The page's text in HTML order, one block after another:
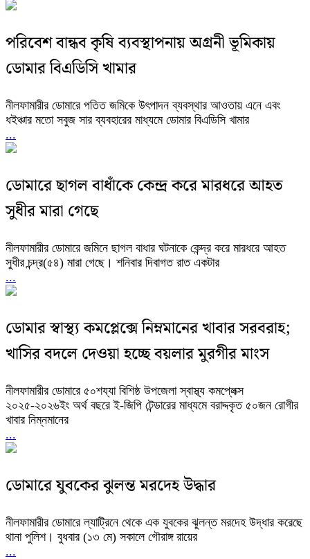
পরিবেশ বান্ধব কৃষি ব্যবস্থাপনায় অগ্রনী ভূমিকায়
ডোমার বিএডিসি খামার
নীলফামারীর ডোমারে পতিত জমিকে উৎপাদন ব্যবস্থার আওতায় এনে এবং
ধইঞ্চার মতো সবুজ সার ব্যবহারের মাধ্যমে ডোমার বিএডিসি খামার
...
ডোমারে ছাগল বাধাঁকে কেন্দ্র করে মারধরে আহত
সুধীর মারা গেছে
নীলফামারীর ডোমারে জমিনে ছাগল বাধার ঘটনাকে কেন্দ্র করে মারধরে আহত
সুধীর চন্দ্র(৫৪) মারা গেছে। শনিবার দিবাগত রাত একটার
...
ডোমার স্বাস্থ্য কমপ্লেক্সে নিম্নমানের খাবার সরবরাহ;
খাসির বদলে দেওয়া হচ্ছে বয়লার মুরগীর মাংস
নীলফামারীর ডোমারে ৫০শয্যা বিশিষ্ঠ উপজেলা স্বাস্থ্য কমপ্লেক্স
২০২৫-২০২৬ইং অর্থ বছরে ই-জিপি টেন্ডারের মাধ্যমে বরাদ্দকৃত ৫০জন রোগীর
খাবার নিম্নমানের
...
ডোমারে যুবকের ঝুলন্ত মরদেহ উদ্ধার
নীলফামারীর ডোমারে ল্যাট্রিনে থেকে এক যুবকের ঝুলন্ত মরদেহ উদ্ধার করেছে
থানা পুলিশ। বুধবার (১৩ মে) সকালে গৌরাঙ্গ রায়ের
...